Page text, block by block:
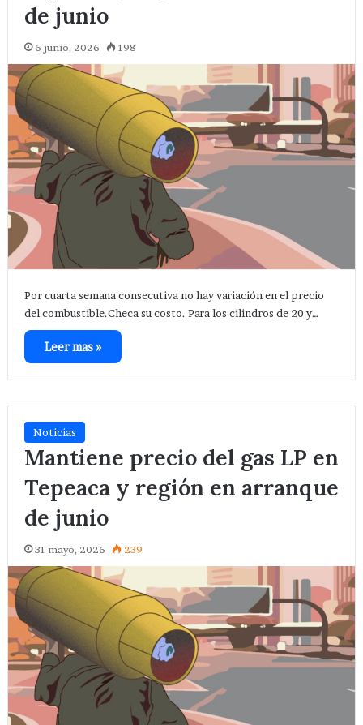
de junio
6 junio, 2026 198
Por cuarta semana consecutiva no hay variación en el precio
del combustible.Checa su costo. Para los cilindros de 20 y…
Leer mas »
Noticias
Mantiene precio del gas LP en
Tepeaca y región en arranque
de junio
31 mayo, 2026 239